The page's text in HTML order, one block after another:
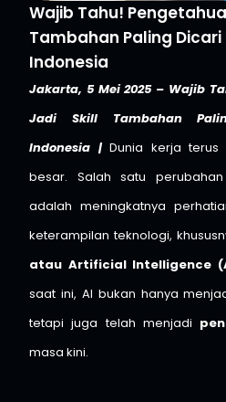
Wajib Tahu!
Tambahan Paling
Indonesia
Jakarta, 5 Mei 2025 – Wajib
Jadi Skill Tambahan
Indonesia | Dunia kerja terus
besar. Salah satu
adalah meningkatnya
keterampilan teknologi,
atau Artificial Intelligence
saat ini, AI bukan hanya
tetapi juga telah menjadi
masa kini.